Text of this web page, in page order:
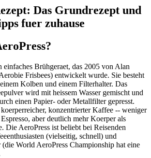
Das Grundrezept und
fuer zuhause
einfaches Brühgeraet, das 2005 von Alan
Frisbees) entwickelt wurde. Sie besteht
Kolben und einem Filterhalter. Das
wird mit heissem Wasser gemischt und
einen Papier- oder Metallfilter gepresst.
konzentrierter Kaffee -- weniger
aber deutlich mehr Koerper als
Die AeroPress ist beliebt bei Reisenden
(vielseitig, schnell) und
(die World AeroPress Championship hat eine